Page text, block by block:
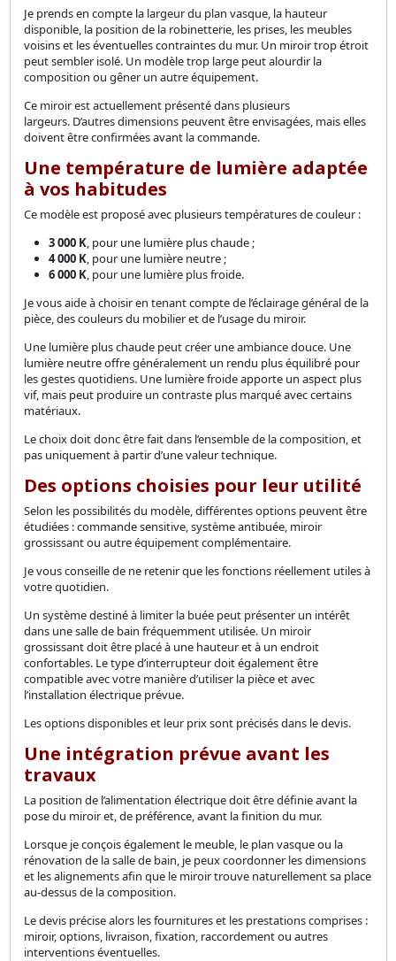
Je prends en compte la largeur du plan vasque, la hauteur
disponible, la position de la robinetterie, les prises, les meubles
voisins et les éventuelles contraintes du mur. Un miroir trop étroit
peut sembler isolé. Un modèle trop large peut alourdir la
composition ou gêner un autre équipement.
Ce miroir est actuellement présenté dans plusieurs
largeurs. D’autres dimensions peuvent être envisagées, mais elles
doivent être confirmées avant la commande.
Une température de lumière adaptée
à vos habitudes
Ce modèle est proposé avec plusieurs températures de couleur :
3 000 K, pour une lumière plus chaude ;
4 000 K, pour une lumière neutre ;
6 000 K, pour une lumière plus froide.
Je vous aide à choisir en tenant compte de l’éclairage général de la
pièce, des couleurs du mobilier et de l’usage du miroir.
Une lumière plus chaude peut créer une ambiance douce. Une
lumière neutre offre généralement un rendu plus équilibré pour
les gestes quotidiens. Une lumière froide apporte un aspect plus
vif, mais peut produire un contraste plus marqué avec certains
matériaux.
Le choix doit donc être fait dans l’ensemble de la composition, et
pas uniquement à partir d’une valeur technique.
Des options choisies pour leur utilité
Selon les possibilités du modèle, différentes options peuvent être
étudiées : commande sensitive, système antibuée, miroir
grossissant ou autre équipement complémentaire.
Je vous conseille de ne retenir que les fonctions réellement utiles à
votre quotidien.
Un système destiné à limiter la buée peut présenter un intérêt
dans une salle de bain fréquemment utilisée. Un miroir
grossissant doit être placé à une hauteur et à un endroit
confortables. Le type d’interrupteur doit également être
compatible avec votre manière d’utiliser la pièce et avec
l’installation électrique prévue.
Les options disponibles et leur prix sont précisés dans le devis.
Une intégration prévue avant les
travaux
La position de l’alimentation électrique doit être définie avant la
pose du miroir et, de préférence, avant la finition du mur.
Lorsque je conçois également le meuble, le plan vasque ou la
rénovation de la salle de bain, je peux coordonner les dimensions
et les alignements afin que le miroir trouve naturellement sa place
au-dessus de la composition.
Le devis précise alors les fournitures et les prestations comprises :
miroir, options, livraison, fixation, raccordement ou autres
interventions éventuelles.